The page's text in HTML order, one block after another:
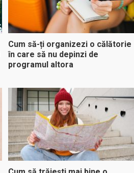
Cum să-ți organizezi o călătorie
în care să nu depinzi de
programul altora